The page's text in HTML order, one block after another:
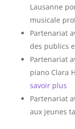
Lausanne
musicale
Partenariat
des publics
Partenariat
piano Clara
savoir plus
Partenariat
aux jeunes